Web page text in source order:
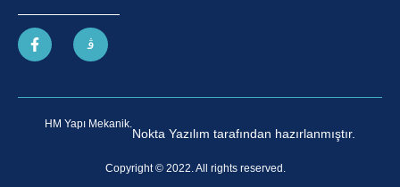
HM Yapı Mekanik.
Nokta Yazılım tarafından hazırlanmıştır.
Copyright © 2022. All rights reserved.